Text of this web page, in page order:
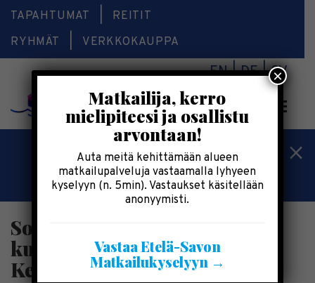
TAPAHTUMAT
REITIT
RYHMÄT
VERKKOKAUPPA
EN DE SV
Kesälomatärpit »
Saimaalla-kesälehti »
Sovintola | Käsitöitä,
kulttuuria sekä lähiruokaa |
Kesälahti
Matkailija, kerro
mielipiteesi ja osallistu
arvontaan!
Auta meitä kehittämään alueen
matkailupalveluja vastaamalla lyhyeen
kyselyyn (n. 5min). Vastaukset käsitellään
anonyymisti.
Vastaa Etelä-Savon
Matkailukyselyyn →
×